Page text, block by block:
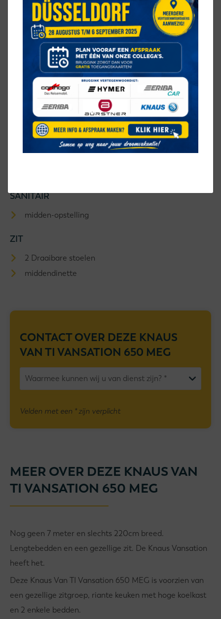
Winterisolatie
HOE IS DEZE KNAUS VAN TI
VANSATION 650 MEG
INGEDEELD
2 aparte bedden
KEUKEN
SANITAIR
midden-opstelling
ZIT
2 Draaibare stoelen
middendinette
CONTACT OVER DEZE KNAUS
VAN TI VANSATION 650 MEG
Velden met een * zijn verplicht
MEER OVER DEZE KNAUS VAN
TI VANSATION 650 MEG
Nog geen 7 meter en slechts 220cm breed.
Lengtebedden en een gezellige zit. De Knaus Vansation
heeft het.
Deze Knaus Van TI Vansation 650 MEG is voorzien van
een gezellige zitgroep, riante keuken met hoge koelkast
en 2 enkele bedden.